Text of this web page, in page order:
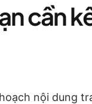
cần
nội dung